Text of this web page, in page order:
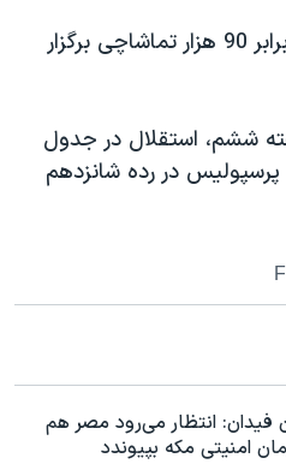
صلح
بازی در ورزشگاه آزادی و در برابر 90 هزار تماشاچی برگزار
ششم، استقلال در جدول
پرسپولیس در رده شانزدهم
فیدان: انتظار می‌رود مصر هم
امنیتی مکه بپیوندد